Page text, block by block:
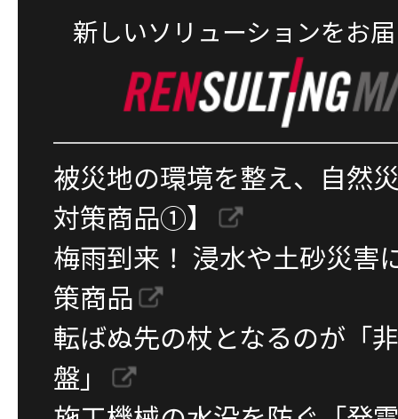
新しいソリューションをお
被災地の環境を整え、自然
対策商品①】
梅雨到来！ 浸水や土砂災害
策商品
転ばぬ先の杖となるのが「
盤」